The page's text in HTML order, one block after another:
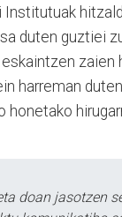
duten guztiei
harreman
honetako
doan jasotzen